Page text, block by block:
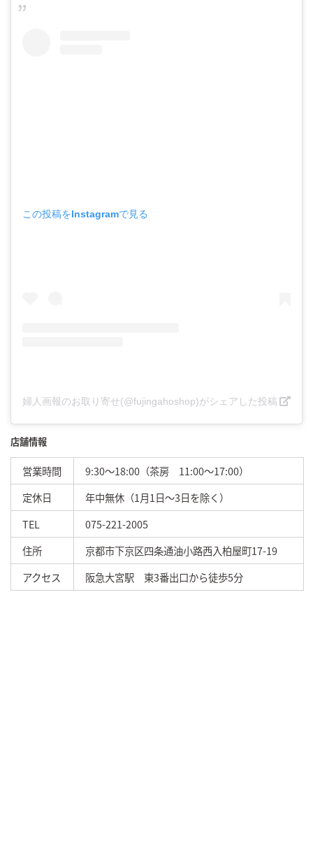
この投稿をInstagramで見る
婦人画報のお取り寄せ(@fujingahoshop)がシェアした投稿
店舗情報
営業時間
9:30～18:00（茶房 11:00～17:00）
定休日
年中無休（1月1日〜3日を除く）
TEL
075-221-2005
住所
京都市下京区四条通油小路西入柏屋町17-19
アクセス
阪急大宮駅 東3番出口から徒歩5分